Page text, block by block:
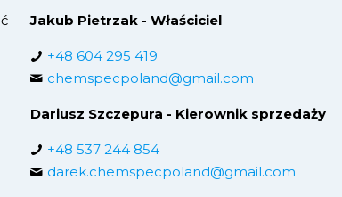
Jakub Pietrzak - Właściciel
+48 604 295 419
chemspecpoland@gmail.com
Dariusz Szczepura - Kierownik sprzedaży
+48 537 244 854
darek.chemspecpoland@gmail.com